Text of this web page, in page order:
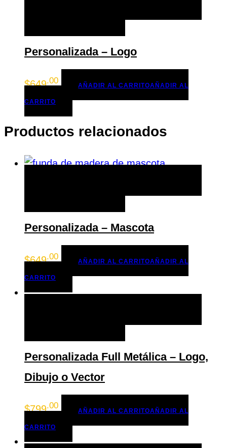
Personalizada – Logo
$649.00 AÑADIR AL CARRITOAÑADIR AL
CARRITO
Productos relacionados
Personalizada – Mascota
$649.00 AÑADIR AL CARRITOAÑADIR AL
CARRITO
Personalizada Full Metálica – Logo,
Dibujo o Vector
$799.00 AÑADIR AL CARRITOAÑADIR AL
CARRITO